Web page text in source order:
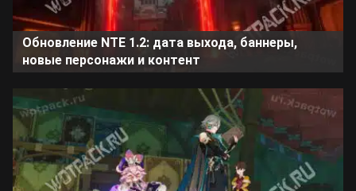
Обновление NTE 1.2: дата выхода, баннеры,
новые персонажи и контент